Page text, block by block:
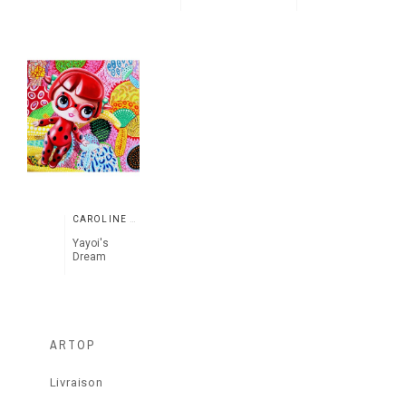
Yayoi's
Dream
ARTOP
Livraison